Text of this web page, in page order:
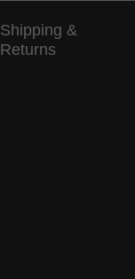
Shipping &
Returns